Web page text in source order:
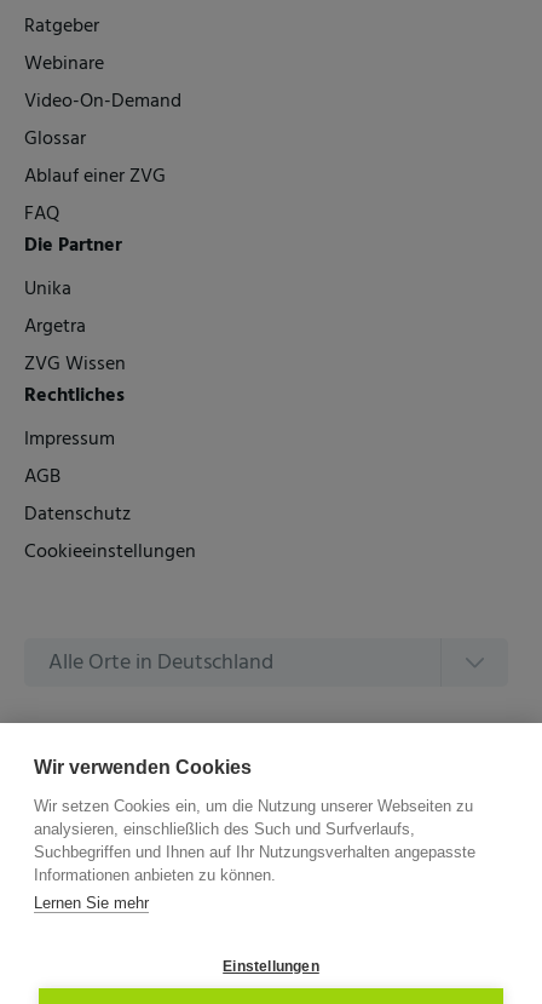
Ratgeber
Webinare
Video-On-Demand
Glossar
Ablauf einer ZVG
FAQ
Die Partner
Unika
Argetra
ZVG Wissen
Rechtliches
Impressum
AGB
Datenschutz
Cookieeinstellungen
Alle Orte in Deutschland
Alle Amtsgerichte in Deutschland
©2026 –ZVG Termine.Alle Rechte Vorbehalten.
Wir verwenden Cookies
Wir setzen Cookies ein, um die Nutzung unserer Webseiten zu
analysieren, einschließlich des Such und Surfverlaufs,
Suchbegriffen und Ihnen auf Ihr Nutzungsverhalten angepasste
Informationen anbieten zu können.
Lernen Sie mehr
Einstellungen